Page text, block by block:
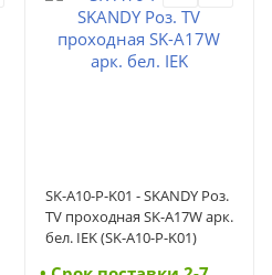
SK-A10-P-K01 - SKANDY Роз.
TV проходная SK-A17W арк.
бел. IEK (SK-A10-P-K01)